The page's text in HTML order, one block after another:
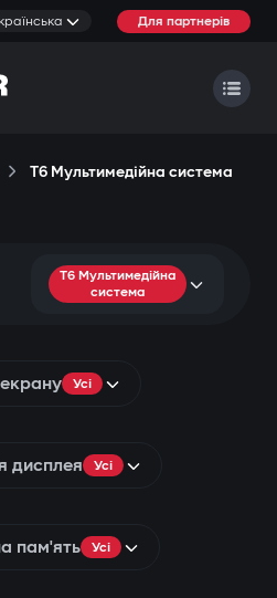
Для партнерів
T6 Мультимедійна система
T6 Мультимедійна
система
Усі
дисплея Усі
пам'ять Усі